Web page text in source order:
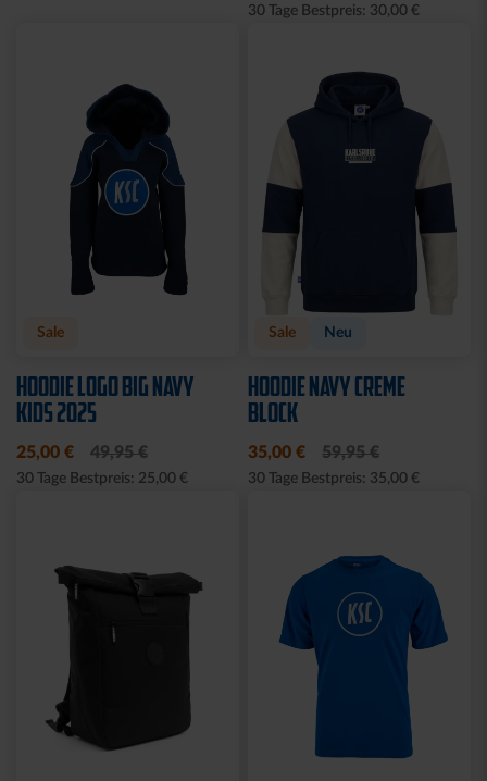
30 Tage Bestpreis: 30,00 €
Sale
HOODIE LOGO BIG NAVY
KIDS 2025
25,00 € 49,95 €
30 Tage Bestpreis: 25,00 €
Sale Neu
HOODIE NAVY CREME
BLOCK
35,00 € 59,95 €
30 Tage Bestpreis: 35,00 €